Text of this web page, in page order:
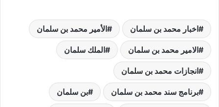
اخبار محمد بن سلمان الأمير محمد بن سلمان
الامير محمد بن سلمان الملك سلمان
انجازات محمد بن سلمان
برنامج سند محمد بن سلمان بن سلمان